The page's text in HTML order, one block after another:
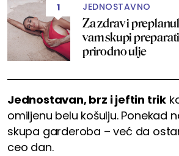
1 JEDNOSTAVNO
Za zdrav i
vam skupi
prirodno ulje
Jednostavan, brz i jeftin trik
omiljenu belu košulju. Ponekad
skupa garderoba – već da
ceo dan.